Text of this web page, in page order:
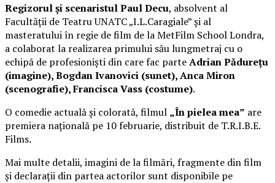
Regizorul și scenaristul Paul Decu, absolvent al
Facultății de Teatru UNATC „I.L.Caragiale” și al
masteratului în regie de film de la MetFilm School Londra,
a colaborat la realizarea primului său lungmetraj cu o
echipă de profesioniști din care fac parteAdrian Pădurețu
(imagine), Bogdan Ivanovici (sunet), Anca Miron
(scenografie), Francisca Vass (costume).
O comedie actuală și colorată, filmul „În pielea mea” are
premiera națională pe 10 februarie, distribuit de T.R.I.B.E.
Films.
Mai multe detalii, imagini de la filmări, fragmente din film
și declarații din partea actorilor sunt disponibile pe